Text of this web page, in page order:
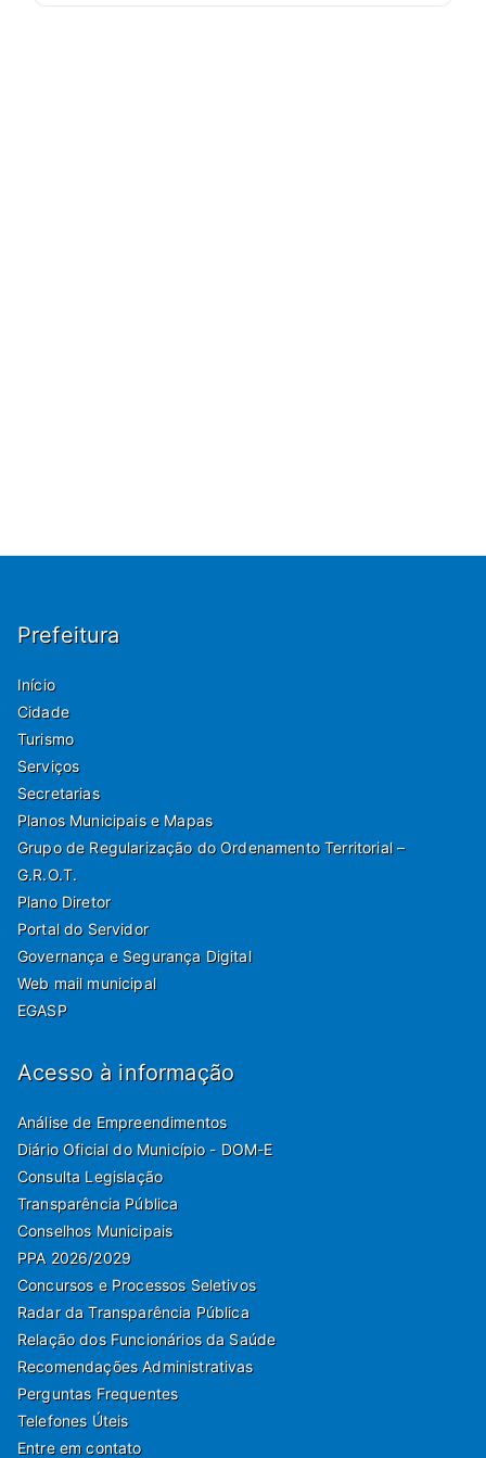
Prefeitura
Início
Cidade
Turismo
Serviços
Secretarias
Planos Municipais e Mapas
Grupo de Regularização do Ordenamento Territorial –
G.R.O.T.
Plano Diretor
Portal do Servidor
Governança e Segurança Digital
Web mail municipal
EGASP
Acesso à informação
Análise de Empreendimentos
Diário Oficial do Município - DOM-E
Consulta Legislação
Transparência Pública
Conselhos Municipais
PPA 2026/2029
Concursos e Processos Seletivos
Radar da Transparência Pública
Relação dos Funcionários da Saúde
Recomendações Administrativas
Perguntas Frequentes
Telefones Úteis
Entre em contato